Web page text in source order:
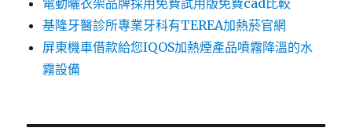
電動曬衣架品牌採用免費試用版免費cad比較
基隆牙醫診所專業牙科有TEREA加熱菸官網
屏東機車借款給您IQOS加熱煙產品噴霧降溫的水
霧設備